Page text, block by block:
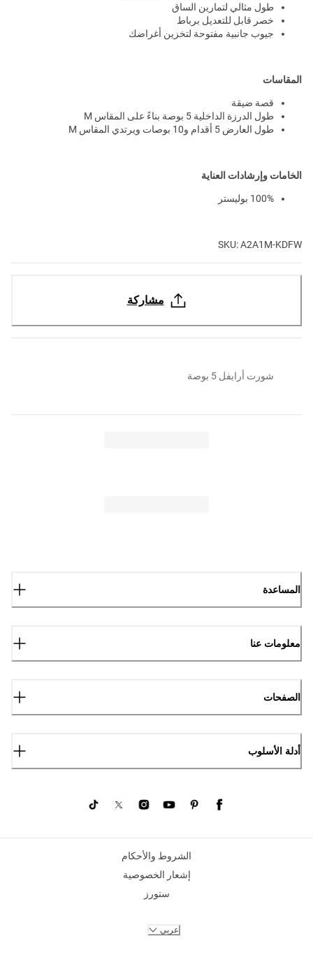
طول مثالي لتمارين الساق
خصر قابل للتعديل برباط
جيوب جانبية مفتوحة لتخزين أغراضك
المقاسات
قصة ضيقة
طول الدرزة الداخلية 5 بوصة بناءً على المقاس M
طول العارض 5 أقدام و10 بوصات ويرتدي المقاس M
الخامات وإرشادات العناية
100% بوليستر
SKU: A2A1M-KDFW
مشاركة
شورت أرايفل 5 بوصة
المساعدة
معلومات عنا
الصفحات
أدلة الأسلوب
الشروط والأحكام
إشعار الخصوصية
ستورز
عربي